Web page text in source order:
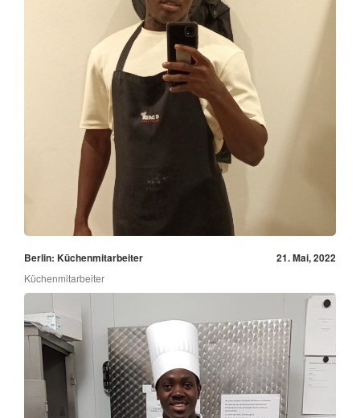
Berlin: Küchenmitarbeiter 21. Mai, 2022
Küchenmitarbeiter